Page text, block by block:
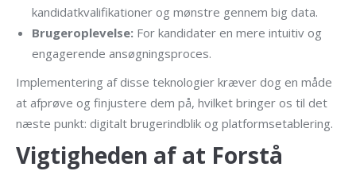
kandidatkvalifikationer og mønstre gennem big data.
Brugeroplevelse: For kandidater en mere intuitiv og
engagerende ansøgningsproces.
Implementering af disse teknologier kræver dog en måde
at afprøve og finjustere dem på, hvilket bringer os til det
næste punkt: digitalt brugerindblik og platformsetablering.
Vigtigheden af at Forstå